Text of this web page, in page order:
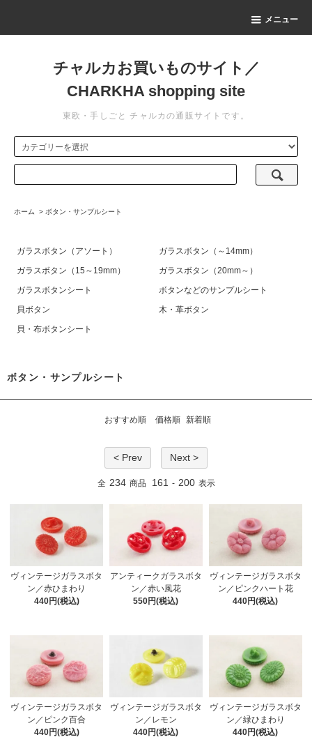
メニュー
チャルカお買いものサイト／
CHARKHA shopping site
東欧・手しごと チャルカの通販サイトです。
ホーム > ボタン・サンプルシート
ガラスボタン（アソート）
ガラスボタン（～14mm）
ガラスボタン（15～19mm）
ガラスボタン（20mm～）
ガラスボタンシート
ボタンなどのサンプルシート
貝ボタン
木・革ボタン
貝・布ボタンシート
ボタン・サンプルシート
おすすめ順 価格順 新着順
< Prev Next >
全 234 商品 161 - 200 表示
ヴィンテージガラスボタ
ン／赤ひまわり
440円(税込)
アンティークガラスボタ
ン／赤い風花
550円(税込)
ヴィンテージガラスボタ
ン／ピンクハート花
440円(税込)
ヴィンテージガラスボタ
ン／ピンク百合
440円(税込)
ヴィンテージガラスボタ
ン／レモン
440円(税込)
ヴィンテージガラスボタ
ン／緑ひまわり
440円(税込)